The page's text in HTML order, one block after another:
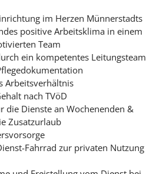
im Herzen Münnerstadts
positive Arbeitsklima in einem
Team
ein kompetentes Leitungsteam
Arbeitsverhältnis
nach TVöD
die Dienste an Wochenenden &
Zusatzurlaub
Fahrrad zur privaten Nutzung